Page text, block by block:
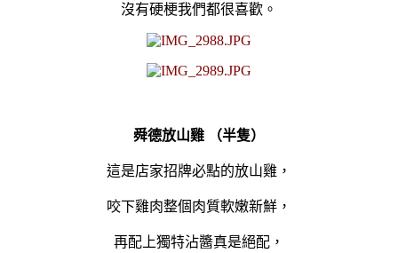
沒有硬梗我們都很喜歡。
舜德放山雞 （半隻）
這是店家招牌必點的放山雞，
咬下雞肉整個肉質軟嫩新鮮 ，
再配上獨特沾醬真是絕配，